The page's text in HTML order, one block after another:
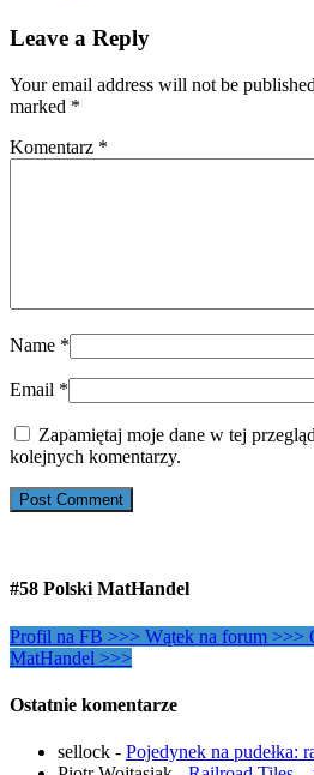
Leave a Reply
Your email address will not be
marked *
Komentarz *
Name *
Email *
Zapamiętaj moje dane w tej
kolejnych komentarzy.
#58 Polski MatHandel
Profil na FB >>> Wątek na forum >>>
MatHandel >>>
Ostatnie komentarze
sellock - Pojedynek na pudełka: